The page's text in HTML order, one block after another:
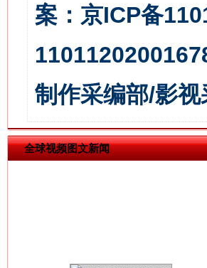
案：京ICP备
制作采编部/影
全球视频图文新闻
在谋一域中谋全局